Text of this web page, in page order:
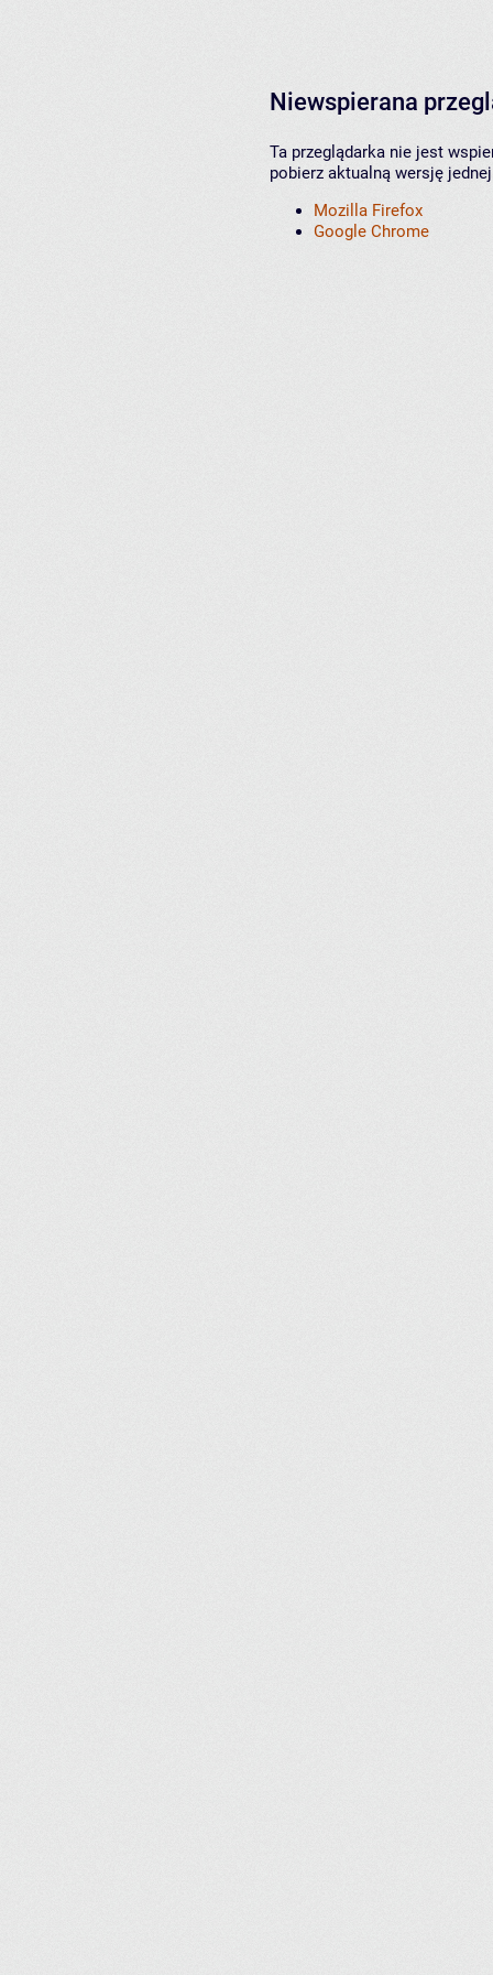
Niewspierana
Ta przeglądarka nie jest
pobierz aktualną wersję
Mozilla Firefox
Google Chrome